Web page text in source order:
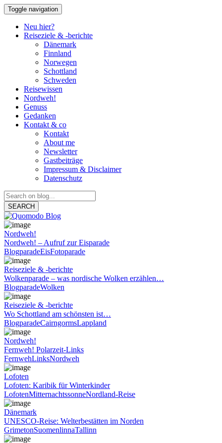
Toggle navigation
Neu hier?
Reiseziele & -berichte
Dänemark
Finnland
Norwegen
Schottland
Schweden
Reisewissen
Nordweh!
Genuss
Gedanken
Kontakt & co
Kontakt
About me
Newsletter
Gastbeiträge
Impressum & Disclaimer
Datenschutz
SEARCH
Nordweh!
Nordweh! – Aufruf zur Eisparade
BlogparadeEisFotoparade
Reiseziele & -berichte
Wolkenparade – was nordische Wolken erzählen…
BlogparadeWolken
Reiseziele & -berichte
Wo Schottland am schönsten ist…
BlogparadeCairngormsLappland
Nordweh!
Fernweh! Polarzeit-Links
FernwehLinksNordweh
Lofoten
Lofoten: Karibik für Winterkinder
LofotenMitternachtssonneNordland-Reise
Dänemark
UNESCO-Reise: Welterbestätten im Norden
GrimetonSuomenlinnaTallinn